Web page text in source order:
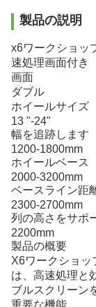
製品の説明
x6ワークショッ
速処理画面付き
画面
ダブル
ホイールサイズ
13 "-24"
幅を追跡します
1200-1800mm
ホイールベース
2000-3200mm
ベースライン距
2300-2700mm
列の高さをサポ
2200mm
製品の概要
X6ワークショッ
は、高速処理と
ブルスクリーン
重要な機能